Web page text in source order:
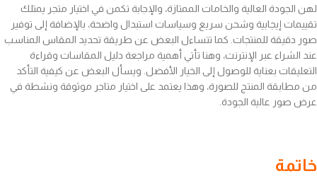
لهن الجودة العالية والخامات الممتازة، والإجابة تكمن في اختيار متجر يمتلك
تقييمات إيجابية وشحن سريع وسياسات استبدال واضحة، بالإضافة إلى توفير
صور دقيقة للمنتجات. كما تتساءل البعض عن طريقة تحديد المقاس المناسب
عند الشراء عبر الإنترنت، وهنا تأتي أهمية مراجعة دليل المقاسات وقراءة
التعليقات بعناية للوصول إلى الخيار الأفضل. ويسأل البعض عن كيفية التأكد
من مطابقة المنتج للصورة، وهذا يعتمد على اختيار متاجر موثوقة ونشطة في
عرض صور عالية الجودة.
خاتمة